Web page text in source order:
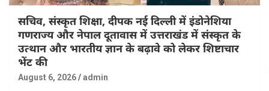
सचिव, संस्कृत शिक्षा, दीपक नई दिल्ली में इंडोनेशिया
गणराज्य और नेपाल दूतावास में उत्तराखंड में संस्कृत के
उत्थान और भारतीय ज्ञान के बढ़ावे को लेकर शिष्टाचार
भेंट की
August 6, 2026 admin